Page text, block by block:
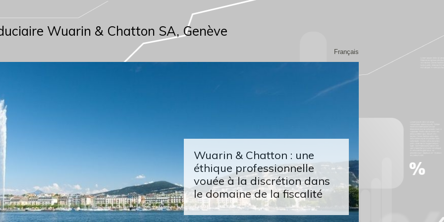
Français
Wuarin & Chatton SA, Genève
Wuarin & Chatton : une
éthique professionnelle
vouée à la discrétion dans
le domaine de la fiscalité